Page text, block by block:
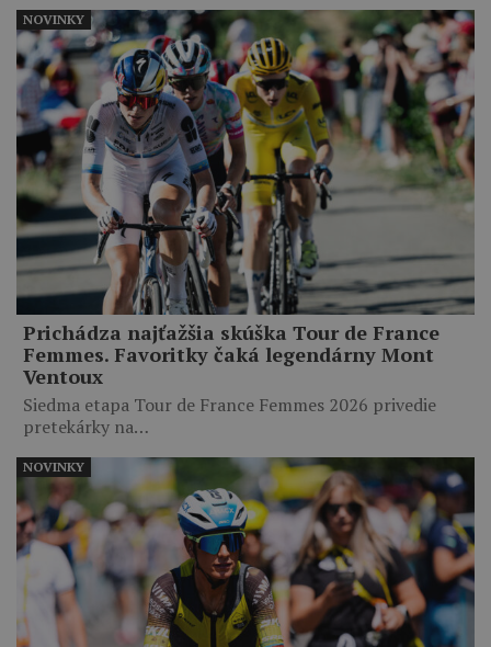
Prichádza najťažšia skúška Tour de France
Femmes. Favoritky čaká legendárny Mont
Ventoux
Siedma etapa Tour de France Femmes 2026 privedie
pretekárky na…
NOVINKY
NOVINKY